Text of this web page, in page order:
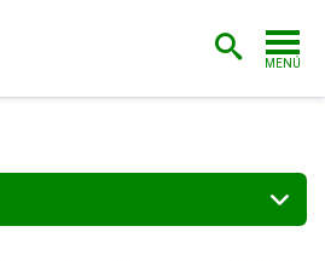
MENÚ
ADMISIÓN
CARRERAS